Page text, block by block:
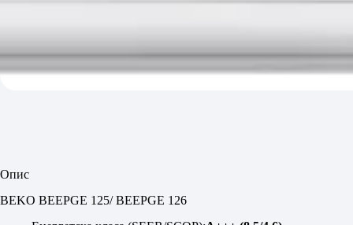
Опис
BEKO BEEPGE 125/ BEEPGE 126